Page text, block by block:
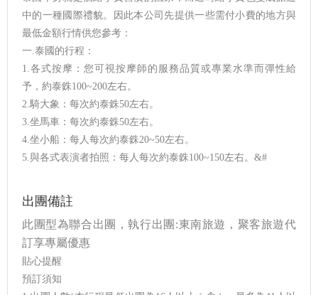
中的一種國際禮貌。因此本公司先提供一些需付小費的地方與
最低金額行情供您參考：
一.泰國的行程：
1.各式按摩：您可視按摩師的服務品質或專業水準而彈性給
予，約泰銖100~200左右。
2.騎大象：每次約泰銖50左右。
3.坐馬車：每次約泰銖50左右。
4.坐小船：每人每次約泰銖20~50左右。
5.與各式表演者拍照：每人每次約泰銖100~150左右。&#
出團備註
此團型為聯合出團，執行出團:東南旅遊，聚客旅遊代
訂享專屬優惠
貼心提醒
預訂須知